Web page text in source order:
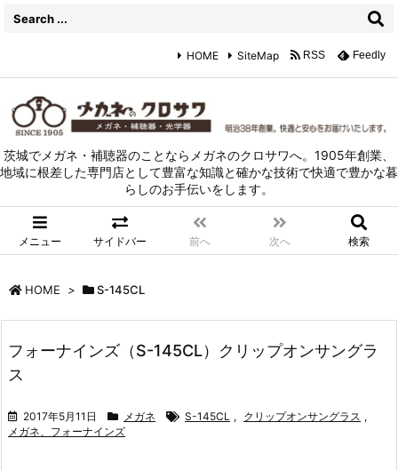
茨城でメガネ・補聴器のことならメガネのクロサワへ。1905年創業、
地域に根差した専門店として豊富な知識と確かな技術で快適で豊かな暮
らしのお手伝いをします。
メニュー サイドバー 前へ 次へ 検索
HOME SiteMap RSS Feedly
HOME > S-145CL
フォーナインズ（S-145CL）クリップオンサングラ
ス
2017年5月11日 メガネ S-145CL , クリップオンサングラス ,
メガネ、フォーナインズ